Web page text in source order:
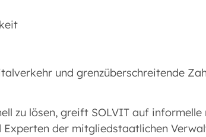
und grenzüberschreitende
zu lösen, greift SOLVIT auf informelle
der mitgliedstaatlichen